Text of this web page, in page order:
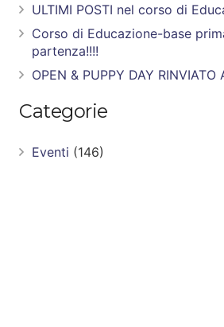
ULTIMI POSTI nel corso di
Corso di Educazione-base
partenza!!!!
OPEN & PUPPY DAY
Categorie
Eventi (146)